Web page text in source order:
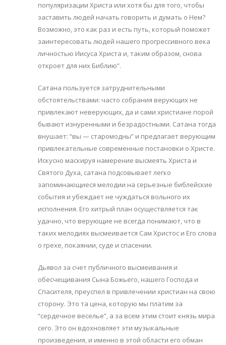
популяризации Христа или хотя бы для того, чтобы
заставить людей начать говорить и думать о Нем?
Возможно, это как раз и есть путь, который поможет
заинтересовать людей нашего прогрессивного века
личностью Иисуса Христа и, таким образом, снова
откроет для них Библию”.
Сатана пользуется затруднительными
обстоятельствами: часто собрания верующих не
привлекают неверующих, да и сами христиане порой
бывают изнуренными и безрадостными. Сатана тогда
внушает: “вы — старомодны” и предлагает верующим
привлекательные современные постановки о Христе.
Искусно маскируя намерение высмеять Христа и
Святого Духа, сатана подсовывает легко
запоминающиеся мелодии на серьезные библейские
события и убеждает не чуждаться вольного их
исполнения. Его хитрый план осуществляется так
удачно, что верующие не всегда понимают, что в
таких мелодиях высмеивается Сам Христос и Его слова
о грехе, покаянии, суде и спасении.
Дьявол за счет публичного высмеивания и
обесчещивания Сына Божьего, нашего Господа и
Спасителя, преуспел в привлечении христиан на свою
сторону. Это та цена, которую мы платим за
“сердечное веселье”, а за всем этим стоит князь мира
сего. Это он вдохновляет эти музыкальные
произведения, и именно в этой области его обман